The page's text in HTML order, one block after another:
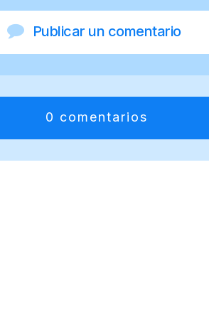
Publicar un comentario
0 comentarios